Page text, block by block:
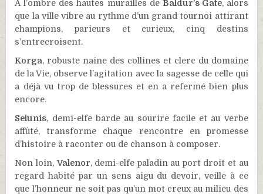
À l’ombre des hautes murailles de Baldur’s Gate, alors
que la ville vibre au rythme d’un grand tournoi attirant
champions, parieurs et curieux, cinq destins
s’entrecroisent.
Korga, robuste naine des collines et clerc du domaine
de la Vie, observe l’agitation avec la sagesse de celle qui
a déjà vu trop de blessures et en a refermé bien plus
encore.
Selunis, demi-elfe barde au sourire facile et au verbe
affûté, transforme chaque rencontre en promesse
d’histoire à raconter ou de chanson à composer.
Non loin,Valenor, demi-elfe paladin au port droit et au
regard habité par un sens aigu du devoir, veille à ce
que l’honneur ne soit pas qu’un mot creux au milieu des